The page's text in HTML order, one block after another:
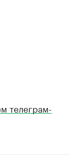
телеграм-